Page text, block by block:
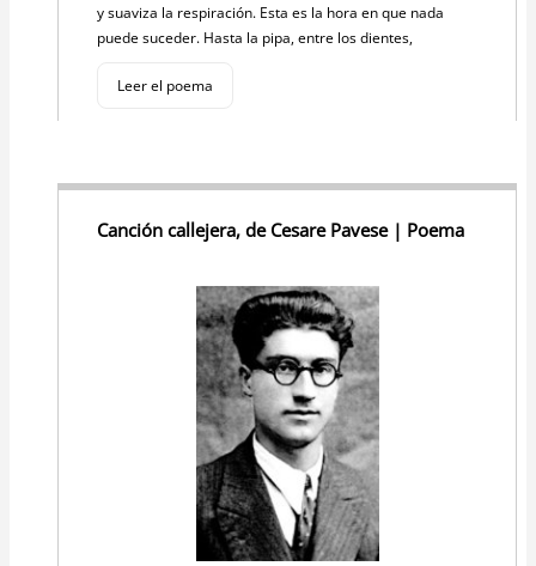
y suaviza la respiración. Esta es la hora en que nada
puede suceder. Hasta la pipa, entre los dientes,
Leer el poema
Canción callejera, de Cesare Pavese | Poema